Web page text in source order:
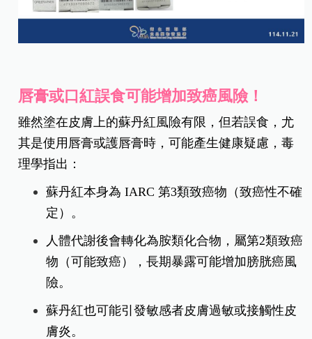
唇膏或口紅誤食可能增加致癌風險！
雖然塗在皮膚上的蘇丹紅風險有限，但若誤食，尤
其是使用唇膏或護唇膏時，可能產生健康疑慮，毒
理學指出：
蘇丹紅本身為 IARC 第3類致癌物（致癌性不確
定）。
人體代謝後會轉化為胺類化合物，屬第2類致癌
物（可能致癌），長期暴露可能增加膀胱癌風
險。
蘇丹紅也可能引發敏感者皮膚過敏或接觸性皮
膚炎。